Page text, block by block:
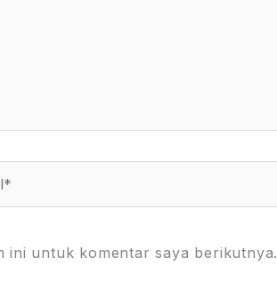
ini untuk komentar saya berikutnya.